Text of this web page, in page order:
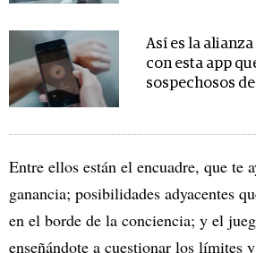
Así es la
con esta app
sospechosos
Entre ellos están el encuadre, que te
ganancia; posibilidades adyacentes
en el borde de la conciencia; y el
enseñándote a cuestionar los límites